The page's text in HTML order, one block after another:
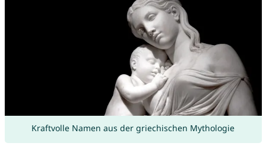
Kraftvolle Namen aus der griechischen Mythologie